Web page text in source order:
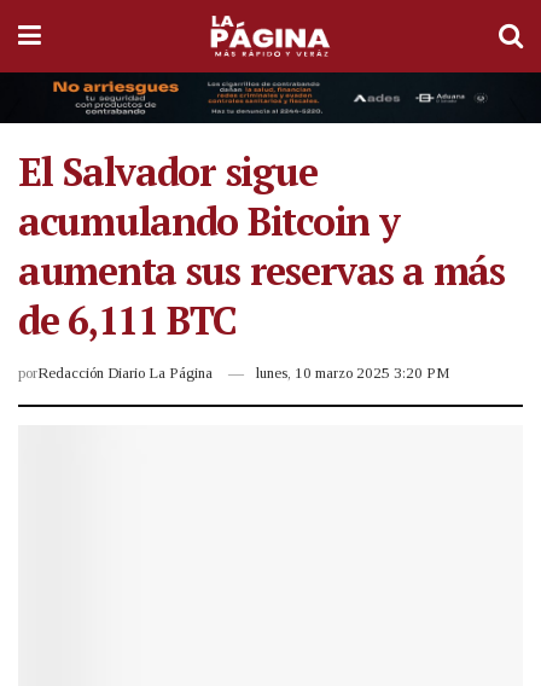
El Salvador sigue
acumulando Bitcoin y
aumenta sus reservas a más
de 6,111 BTC
porRedacción Diario La Página lunes, 10 marzo 2025 3:20 PM